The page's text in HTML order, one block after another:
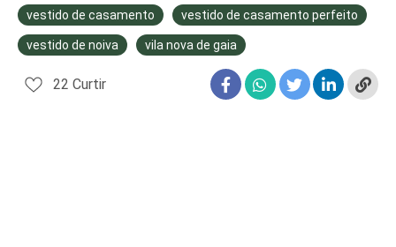
vestido de casamento vestido de casamento perfeito
vestido de noiva vila nova de gaia
22 Curtir